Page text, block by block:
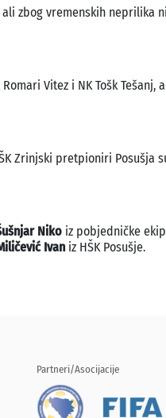
ali zbog vremenskih
Vitez i NK Tošk Tešanj,
Zrinjski pretpioniri Posušja
Niko iz pobjedničke
Ivan iz HŠK Posušje.
Partneri/Asocijacije